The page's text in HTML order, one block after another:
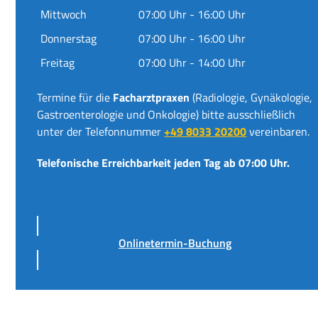
Mittwoch
07:00 Uhr - 16:00 Uhr
Donnerstag
07:00 Uhr - 16:00 Uhr
Freitag
07:00 Uhr - 14:00 Uhr
Termine für die Facharztpraxen (Radiologie, Gynäkologie,
Gastroenterologie und Onkologie) bitte ausschließlich
unter der Telefonnummer+49 8033 20200vereinbaren.
Telefonische Erreichbarkeit jeden Tag ab 07:00 Uhr.
Onlinetermin-Buchung